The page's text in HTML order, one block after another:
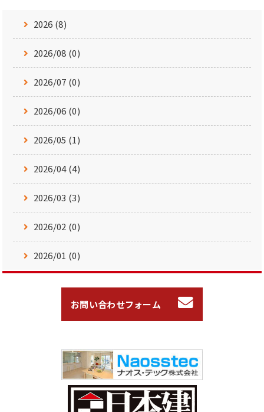
2026 (8)
2026/08 (0)
2026/07 (0)
2026/06 (0)
2026/05 (1)
2026/04 (4)
2026/03 (3)
2026/02 (0)
2026/01 (0)
お問い合わせフォーム